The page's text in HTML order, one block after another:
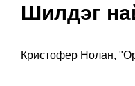
Шилдэг
Кристофер Нолан,